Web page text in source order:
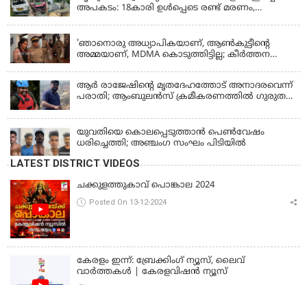
അപകടം: 18കാരി ഉൾപ്പെടെ രണ്ട് മരണം,
'ഞാനൊരു അധ്യാപികയാണ്, ആണ്‍കുട്ടീന്റെ
അമ്മയാണ്‌, MDMA കൊടുത്തിട്ടില്ല; കീർത്തന
ആര്‍ രാജേഷിന്റെ മൃതദേഹത്തോട് അനാദരവെന്ന്
പരാതി; ആംബുലന്‍സ് ക്രമീകരണത്തില്‍ ഗുരുതര
ഫ്രീസര്‍ സംവിധാനം ഇല്ലാതെയെന്നും ആരോപണം
യുവതിയെ കൊലപ്പെടുത്താൻ പെൺവേഷം
ധരിച്ചെത്തി; അഞ്ചംഗ സംഘം പിടിയിൽ
LATEST DISTRICT VIDEOS
ചക്കുളത്തുകാവ് പൊങ്കാല 2024
Posted On 13-12-2024
കേരളം ഇന്ന്: ബ്രേക്കിംഗ് ന്യൂസ്, ലൈവ്
വാർത്തകൾ | കേരളവിഷൻ ന്യൂസ്